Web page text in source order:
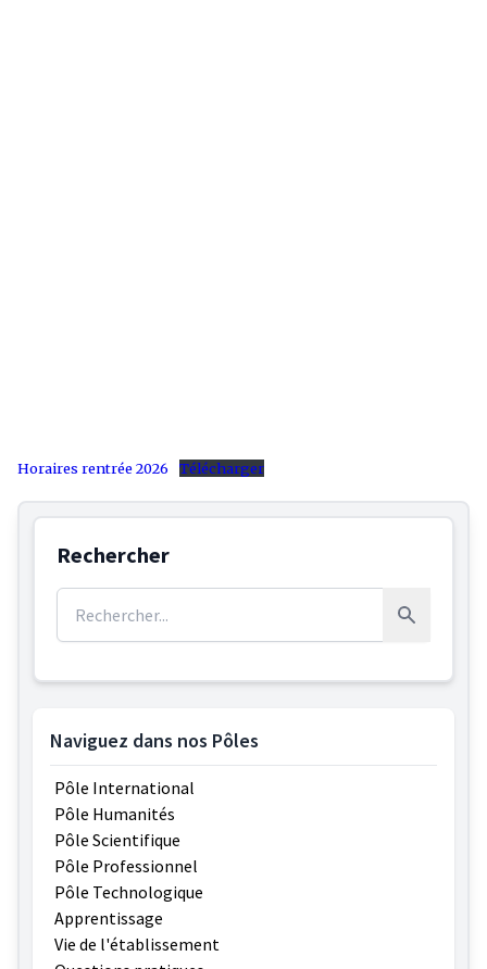
Horaires rentrée 2026 Télécharger
Rechercher
Rechercher :
Rechercher
Naviguez dans nos Pôles
Pôle International
Pôle Humanités
Pôle Scientifique
Pôle Professionnel
Pôle Technologique
Apprentissage
Vie de l'établissement